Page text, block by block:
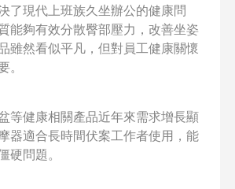
了現代上班族久坐辦公的健康問
能夠有效分散臀部壓力，改善坐姿
雖然看似平凡，但對員工健康關懷
等健康相關產品近年來需求增長顯
器適合長時間伏案工作者使用，能
硬問題。